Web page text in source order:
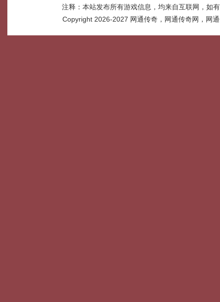
注释：本站发布所有游戏信息，均来自互联网，如
Copyright 2026-2027 网通传奇，网通传奇网，网